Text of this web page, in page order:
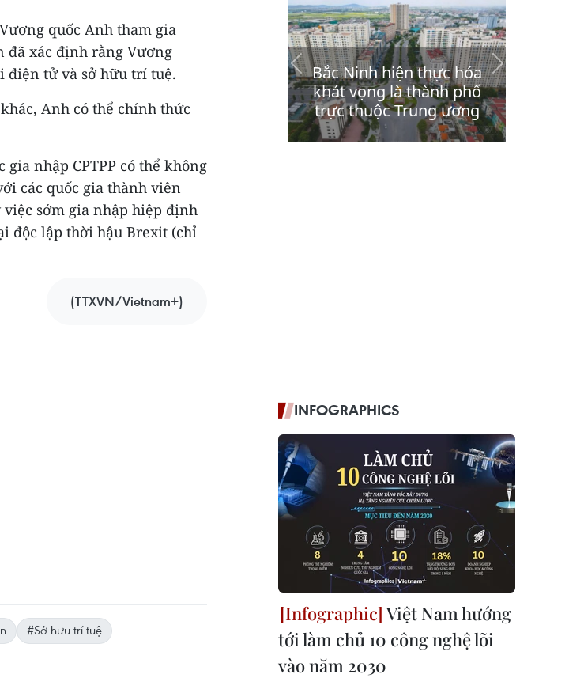
quốc Anh tham gia
đã xác định rằng Vương
điện tử và sở hữu trí tuệ.
Anh có thể chính thức
nhập CPTPP có thể không
các quốc gia thành viên
sớm gia nhập hiệp định
độc lập thời hậu Brexit (chỉ
(TTXVN/Vietnam+)
#Sở hữu trí tuệ
INFOGRAPHICS
Việt Nam hướng
tới làm chủ 10 công nghệ lõi
vào năm 2030